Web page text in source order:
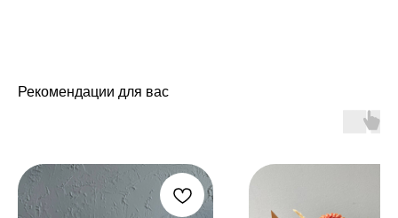
Рекомендации для вас